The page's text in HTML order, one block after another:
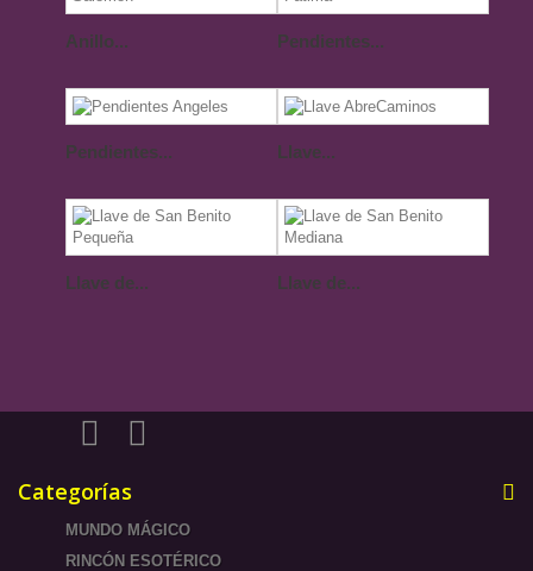
Anillo... Pendientes...
Pendientes... Llave...
Llave de... Llave de...
Categorías
MUNDO MÁGICO
RINCÓN ESOTÉRICO